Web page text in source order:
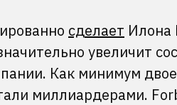
сделает Илона
увеличит
Как минимум
миллиардерами.